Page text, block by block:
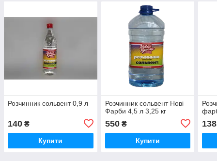
Розчинник сольвент 0,9 л
140 ₴
Купити
Розчинник сольвент Нові
Фарби 4,5 л 3,25 кг
550₴
Купити
138